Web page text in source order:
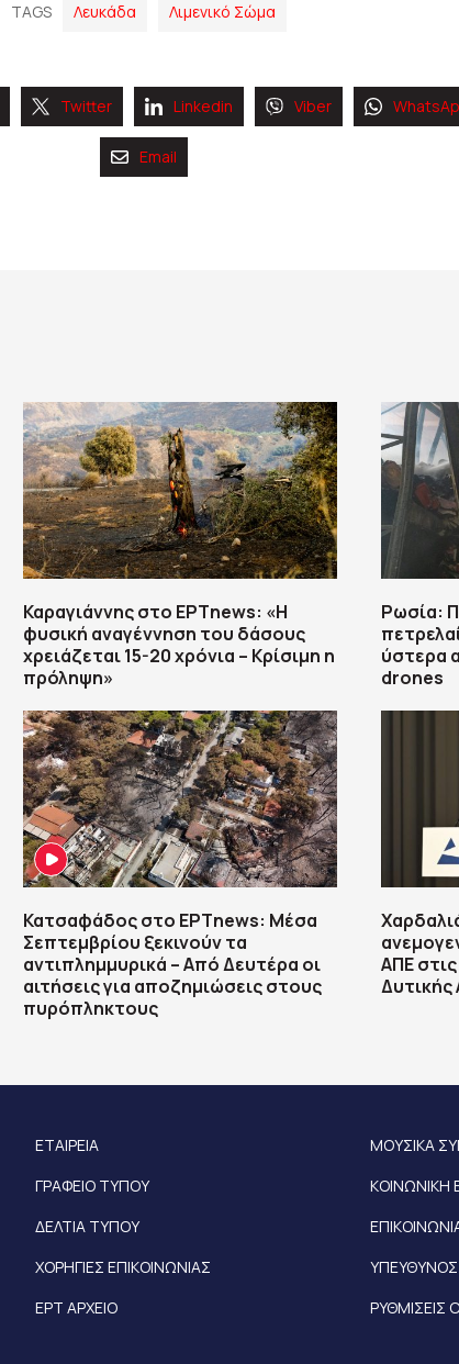
TAGS Λευκάδα Λιμενικό Σώμα
Twitter Linkedin Viber
Email
Καραγιάννης στο ΕΡΤnews: «Η
φυσική αναγέννηση του δάσους
χρειάζεται 15-20 χρόνια – Κρίσιμη η
πρόληψη»
Κατσαφάδος στο ΕΡΤnews: Μέσα
Σεπτεμβρίου ξεκινούν τα
αντιπλημμυρικά – Από Δευτέρα οι
αιτήσεις για αποζημιώσεις στους
πυρόπληκτους
Ρωσία:
ύστερα
drones
ΑΠΕ
Δυτικής
ΕΤΑΙΡΕΙΑ
ΓΡΑΦΕΙΟ ΤΥΠΟΥ
ΔΕΛΤΙΑ ΤΥΠΟΥ
ΧΟΡΗΓΙΕΣ ΕΠΙΚΟΙΝΩΝΙΑΣ
ΕΡΤ ΑΡΧΕΙΟ
ΜΟΥΣΙΚΑ
ΚΟΙΝΩΝΙΚΗ
ΡΥΘΜΙΣΕΙΣ